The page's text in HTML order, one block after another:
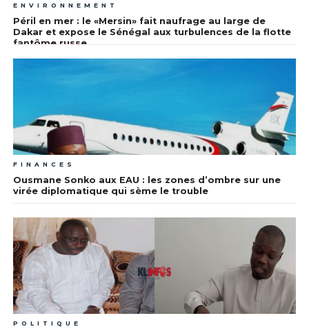
ENVIRONNEMENT
Péril en mer : le «Mersin» fait naufrage au large de
Dakar et expose le Sénégal aux turbulences de la flotte
fantôme russe
FINANCES
Ousmane Sonko aux EAU : les zones d’ombre sur une
virée diplomatique qui sème le trouble
POLITIQUE